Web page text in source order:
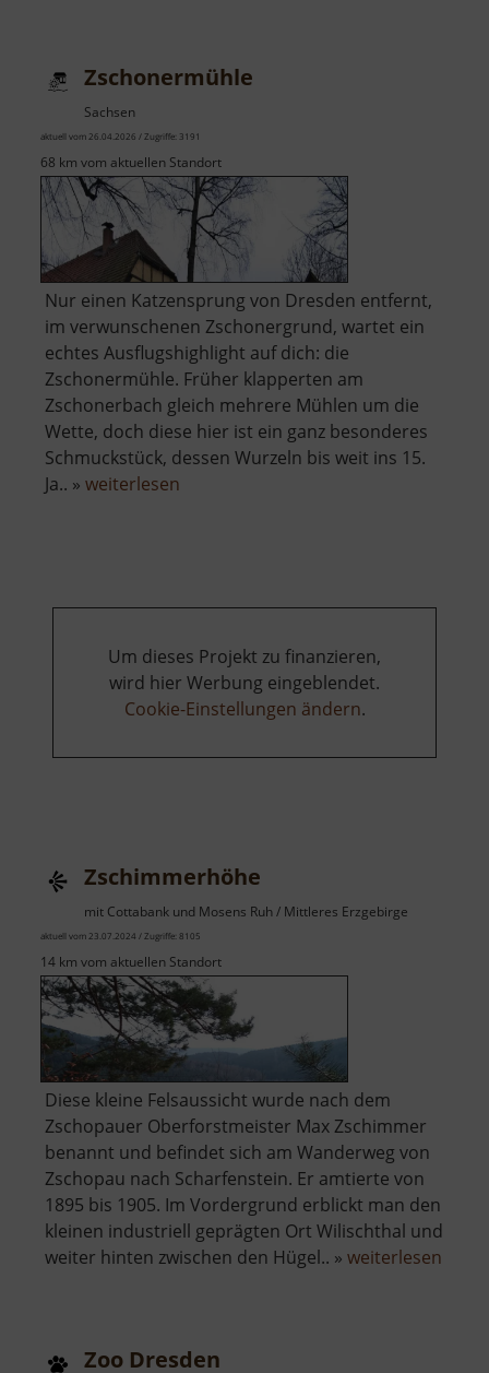
Zschonermühle
Sachsen
aktuell vom 26.04.2026 / Zugriffe: 3191
68 km vom aktuellen Standort
Nur einen Katzensprung von Dresden entfernt,
im verwunschenen Zschonergrund, wartet ein
echtes Ausflugshighlight auf dich: die
Zschonermühle. Früher klapperten am
Zschonerbach gleich mehrere Mühlen um die
Wette, doch diese hier ist ein ganz besonderes
Schmuckstück, dessen Wurzeln bis weit ins 15.
Ja.. » weiterlesen
Um dieses Projekt zu finanzieren,
wird hier Werbung eingeblendet.
Cookie-Einstellungen ändern.
Zschimmerhöhe
mit Cottabank und Mosens Ruh / Mittleres Erzgebirge
aktuell vom 23.07.2024 / Zugriffe: 8105
14 km vom aktuellen Standort
Diese kleine Felsaussicht wurde nach dem
Zschopauer Oberforstmeister Max Zschimmer
benannt und befindet sich am Wanderweg von
Zschopau nach Scharfenstein. Er amtierte von
1895 bis 1905. Im Vordergrund erblickt man den
kleinen industriell geprägten Ort Wilischthal und
weiter hinten zwischen den Hügel.. » weiterlesen
Zoo Dresden